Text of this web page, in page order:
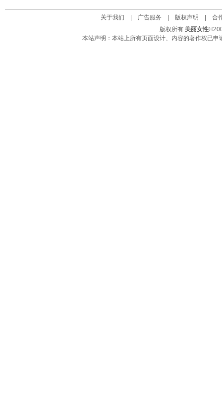
关于我们 广告服务 版权声明
合
版权所有 美丽女性
本站声明：本站上所有页面设计、内容的著作权已